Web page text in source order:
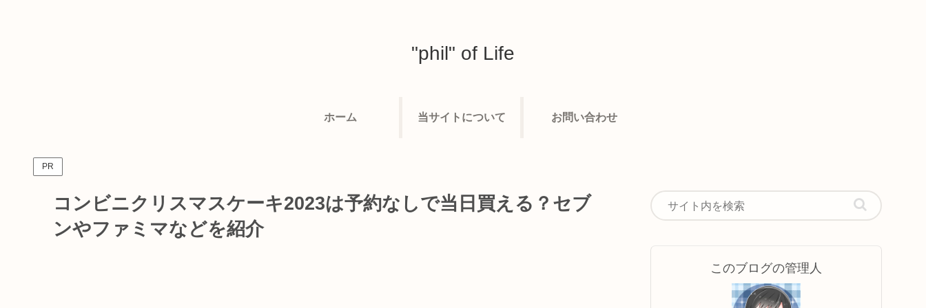
"phil" of Life
ホーム 当サイトについて お問い合わせ
PR
コンビニクリスマスケーキ2023は予約なしで当日買える？セブ
ンやファミマなどを紹介
このブログの管理人